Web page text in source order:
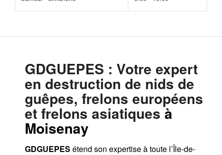
GDGUEPES : Votre expert
en destruction de nids de
guêpes, frelons européens
et frelons asiatiquesà
Moisenay
GDGUEPES étend son expertise à toute l’Île-de-